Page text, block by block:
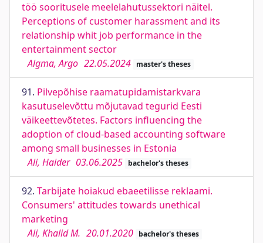
töö sooritusele meelelahutussektori näitel.
Perceptions of customer harassment and its
relationship whit job performance in the
entertainment sector
Algma, Argo 22.05.2024 master's theses
91. Pilvepõhise raamatupidamistarkvara
kasutuselevõttu mõjutavad tegurid Eesti
väikeettevõtetes. Factors influencing the
adoption of cloud-based accounting software
among small businesses in Estonia
Ali, Haider 03.06.2025 bachelor's theses
92. Tarbijate hoiakud ebaeetilisse reklaami.
Consumers' attitudes towards unethical
marketing
Ali, Khalid M. 20.01.2020 bachelor's theses